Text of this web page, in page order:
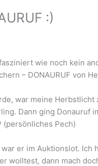
:)
wie noch kein
– DONAURUF von
war meine
Dann ging
(persönliches Pech)
er im Auktionslot.
wolltest, dann mach